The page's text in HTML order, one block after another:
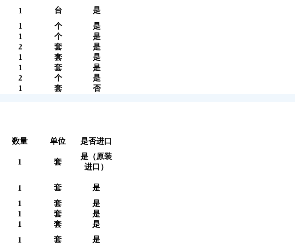
1 台
是
1 个
是
1 个
是
2 套
是
1 套
是
1 套
是
2 个
是
1 套 否
数量 单位 是否进口
1 套
是（原装
进口）
1 套
是
1 套
是
1 套
是
1 套
是
1 套
是